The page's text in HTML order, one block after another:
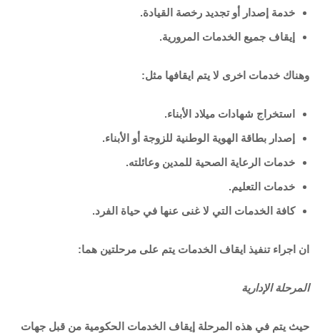
خدمة إصدار أو تجديد رخصة القيادة.
إيقاف جميع الخدمات المرورية.
وهناك خدمات اخرى لا يتم ايقافها مثل:
استخراج شهادات ميلاد الأبناء.
إصدار بطاقة الهوية الوطنية للزوجة أو الأبناء.
خدمات الرعاية الصحية للمدين وعائلته.
خدمات التعليم.
كافة الخدمات التي لا غنى عنها في حياة الفرد.
ان اجراء تنفيذ ايقاف الخدمات يتم على مرحلتين هما:
المرحلةالإدارية
حيث يتم في هذه المرحلة إيقاف الخدمات الحكومية من قبل جهات